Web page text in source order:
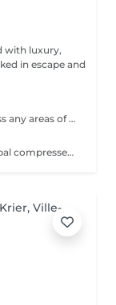
with luxury,
in escape and
Intense, relaxing motions that skilfully address any areas of tension
Supportive massage techniques and hot herbal compresses: the perfect after sport relaxing massage.